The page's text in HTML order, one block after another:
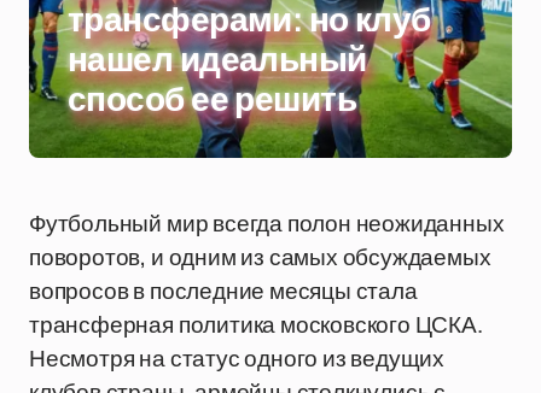
трансферами: но клуб
нашел идеальный
способ ее решить
Футбольный мир всегда полон неожиданных
поворотов, и одним из самых обсуждаемых
вопросов в последние месяцы стала
трансферная политика московского ЦСКА.
Несмотря на статус одного из ведущих